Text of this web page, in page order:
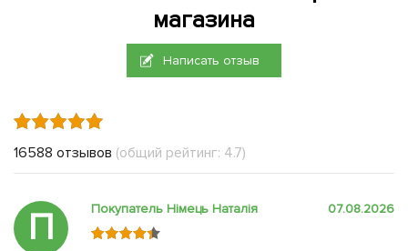
магазина
Написать отзыв
16588 отзывов (общий рейтинг: 4.7)
П Покупатель Німець Наталія 07.08.2026